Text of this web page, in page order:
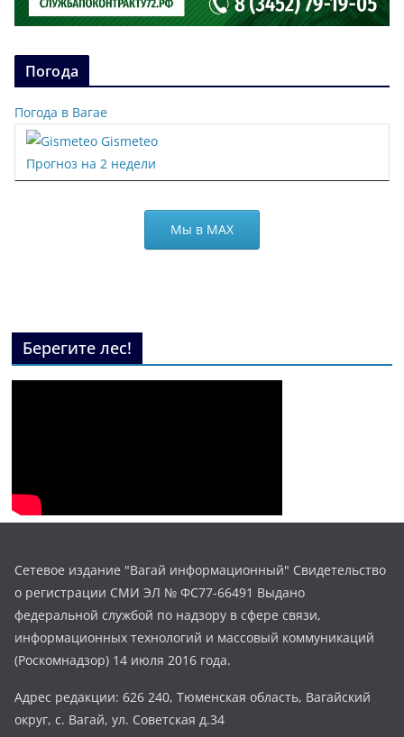
Погода
Погода в Вагае
Gismeteo
Прогноз на 2 недели
Мы в МАХ
Берегите лес!
Сетевое издание "Вагай информационный" Свидетельство
о регистрации СМИ ЭЛ № ФС77-66491 Выдано
федеральной службой по надзору в сфере связи,
информационных технологий и массовый коммуникаций
(Роскомнадзор) 14 июля 2016 года.
Адрес редакции: 626 240, Тюменская область, Вагайский
округ, с. Вагай, ул. Советская д.34